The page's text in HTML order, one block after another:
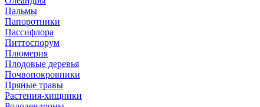
Пальмы
Папоротники
Пассифлора
Питтоспорум
Плюмерия
Плодовые деревья
Почвопокровники
Пряные травы
Растения-хищники